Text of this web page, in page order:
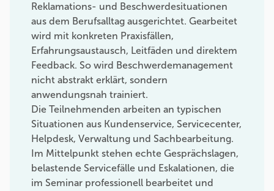
Reklamations- und Beschwerdesituationen
aus dem Berufsalltag ausgerichtet. Gearbeitet
wird mit konkreten Praxisfällen,
Erfahrungsaustausch, Leitfäden und direktem
Feedback. So wird Beschwerdemanagement
nicht abstrakt erklärt, sondern
anwendungsnah trainiert.
Die Teilnehmenden arbeiten an typischen
Situationen aus Kundenservice, Servicecenter,
Helpdesk, Verwaltung und Sachbearbeitung.
Im Mittelpunkt stehen echte Gesprächslagen,
belastende Servicefälle und Eskalationen, die
im Seminar professionell bearbeitet und